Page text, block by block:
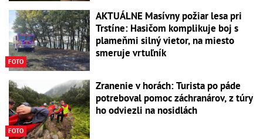
FOTO
AKTUÁLNE Masívny požiar lesa pri
Trstíne: Hasičom komplikuje boj s
plameňmi silný vietor, na miesto
smeruje vrtuľník
FOTO
Zranenie v horách: Turista po páde
potreboval pomoc záchranárov, z túry
ho odviezli na nosidlách